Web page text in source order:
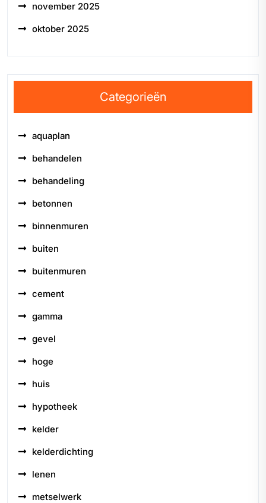
november 2025
oktober 2025
Categorieën
aquaplan
behandelen
behandeling
betonnen
binnenmuren
buiten
buitenmuren
cement
gamma
gevel
hoge
huis
hypotheek
kelder
kelderdichting
lenen
metselwerk